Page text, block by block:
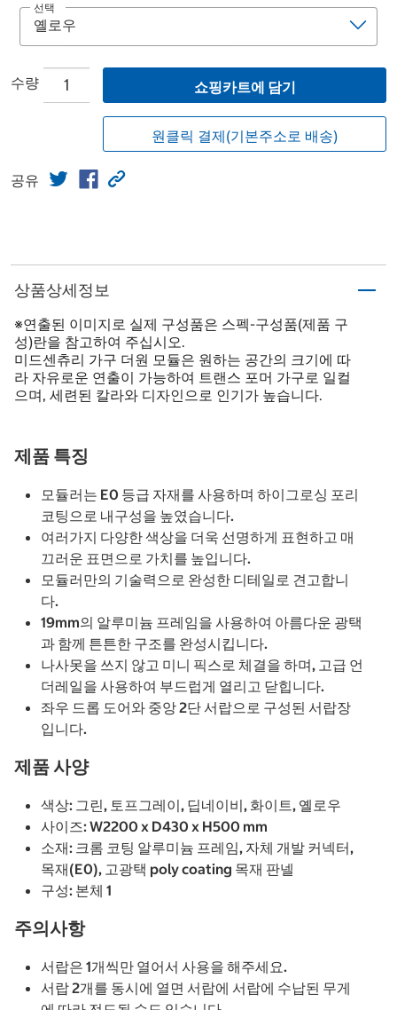
선택
수량 쇼핑카트에 담기
원클릭 결제(기본주소로 배송)
공유
상품상세정보
※연출된 이미지로 실제 구성품은 스펙-구성품(제품 구
성)란을 참고하여 주십시오.
미드센츄리 가구 더원 모듈은 원하는 공간의 크기에 따
라 자유로운 연출이 가능하여 트랜스 포머 가구로 일컬
으며, 세련된 칼라와 디자인으로 인기가 높습니다.
제품 특징
모듈러는 E0 등급 자재를 사용하며 하이그로싱 포리
코팅으로 내구성을 높였습니다.
여러가지 다양한 색상을 더욱 선명하게 표현하고 매
끄러운 표면으로 가치를 높입니다.
모듈러만의 기술력으로 완성한 디테일로 견고합니
다.
19mm의 알루미늄 프레임을 사용하여 아름다운 광택
과 함께 튼튼한 구조를 완성시킵니다.
나사못을 쓰지 않고 미니 픽스로 체결을 하며, 고급 언
더레일을 사용하여 부드럽게 열리고 닫힙니다.
좌우 드롭 도어와 중앙 2단 서랍으로 구성된 서랍장
입니다.
제품 사양
색상: 그린, 토프그레이, 딥네이비, 화이트, 옐로우
사이즈: W2200 x D430 x H500 mm
소재: 크롬 코팅 알루미늄 프레임, 자체 개발 커넥터,
목재(E0), 고광택 poly coating 목재 판넬
구성: 본체 1
주의사항
서랍은 1개씩만 열어서 사용을 해주세요.
서랍 2개를 동시에 열면 서랍에 서랍에 수납된 무게